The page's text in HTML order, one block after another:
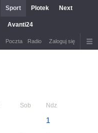
Sport Plotek Next
Avanti24
Poczta Radio Zaloguj się
Sob Ndz
1